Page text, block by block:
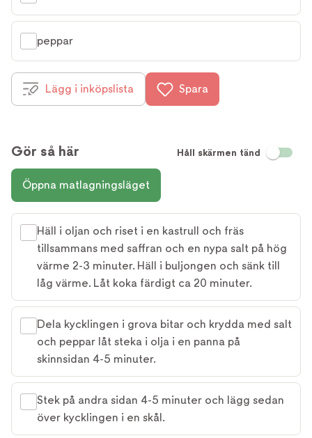
peppar
Lägg i inköpslista Spara
Gör så här Håll skärmen tänd
Öppna matlagningsläget
Häll i oljan och riset i en kastrull och fräs
tillsammans med saffran och en nypa salt på hög
värme 2-3 minuter. Häll i buljongen och sänk till
låg värme. Låt koka färdigt ca 20 minuter.
Dela kycklingen i grova bitar och krydda med salt
och peppar låt steka i olja i en panna på
skinnsidan 4-5 minuter.
Stek på andra sidan 4-5 minuter och lägg sedan
över kycklingen i en skål.